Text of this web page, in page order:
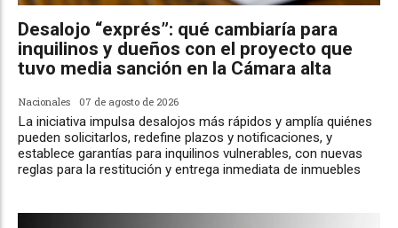
Desalojo “exprés”: qué cambiaría para
inquilinos y dueños con el proyecto que
tuvo media sanción en la Cámara alta
Nacionales 07 de agosto de 2026
La iniciativa impulsa desalojos más rápidos y amplía quiénes
pueden solicitarlos, redefine plazos y notificaciones, y
establece garantías para inquilinos vulnerables, con nuevas
reglas para la restitución y entrega inmediata de inmuebles